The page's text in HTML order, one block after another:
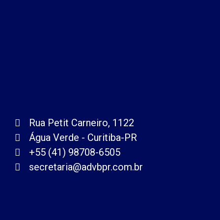
Rua Petit Carneiro, 1122
Água Verde - Curitiba-PR
+55 (41) 98708-6505
secretaria@advbpr.com.br